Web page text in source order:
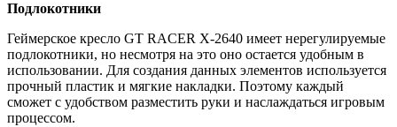
Подлокотники
Геймерское кресло GT RACER X-2640 имеет нерегулируемые
подлокотники, но несмотря на это оно остается удобным в
использовании. Для создания данных элементов используется
прочный пластик и мягкие накладки. Поэтому каждый
сможет с удобством разместить руки и наслаждаться игровым
процессом.